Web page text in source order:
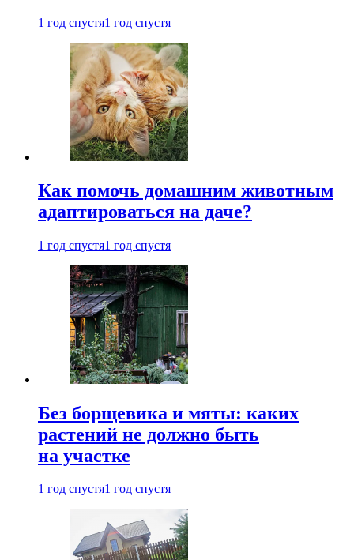
1 год спустя1 год спустя
Как помочь домашним животным
адаптироваться на даче?
1 год спустя1 год спустя
Без борщевика и мяты: каких
растений не должно быть
на участке
1 год спустя1 год спустя